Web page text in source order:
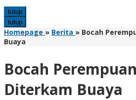
tutup
tutup
Homepage » Berita » Bocah
Buaya
Bocah
Diterkam Buaya